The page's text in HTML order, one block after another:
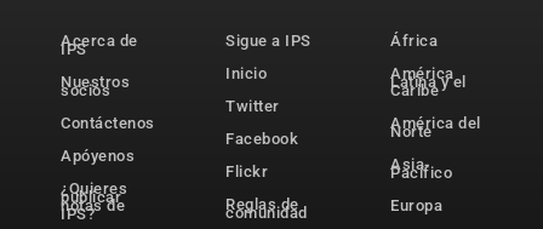
Acerca de
IPS
Nuestros
socios
Contáctenos
Apóyenos
¿Quieres
publicar
notas de
IPS?
Sigue a IPS
Inicio
Twitter
Facebook
Flickr
Reglas de
comunidad
África
América
Latina y el
Caribe
América del
Norte
Asia-
Pacífico
Europa